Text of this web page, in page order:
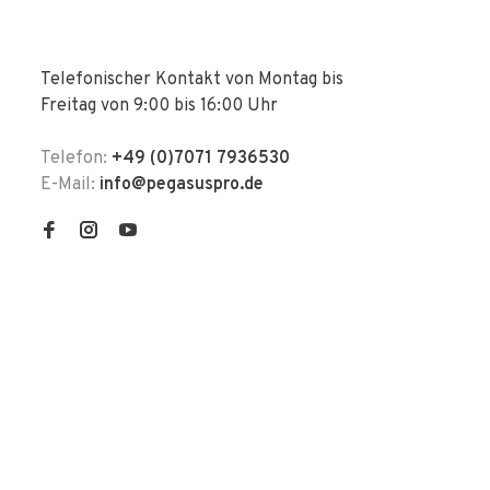
Telefonischer Kontakt von Montag bis
Freitag von 9:00 bis 16:00 Uhr
Telefon: +49 (0)7071 7936530
E-Mail: info@pegasuspro.de